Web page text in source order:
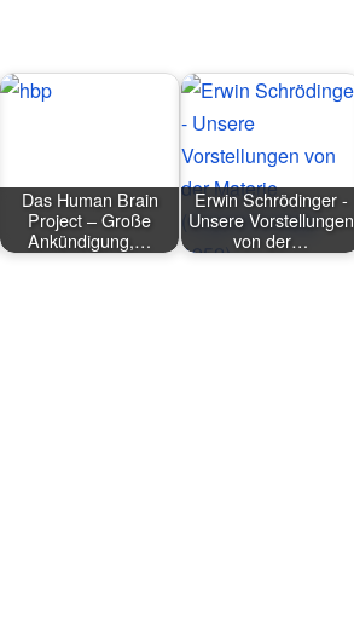
Das Human Brain
Project – Große
Ankündigung,…
Erwin Schrödinger -
Unsere Vorstellungen
von der…